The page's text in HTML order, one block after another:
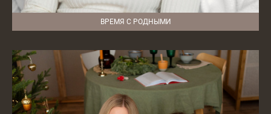
ВРЕМЯ С РОДНЫМИ